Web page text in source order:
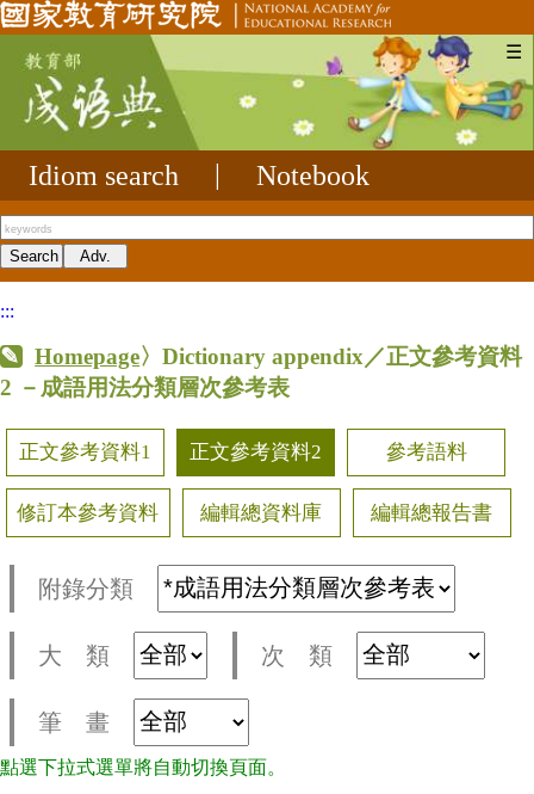
☰
Idiom search Notebook
:::
Homepage〉Dictionary appendix／正文參考資料
2 －成語用法分類層次參考表
正文參考資料1 正文參考資料2 參考語料
修訂本參考資料 編輯總資料庫 編輯總報告書
附錄分類
大 類 次 類
筆 畫
點選下拉式選單將自動切換頁面。